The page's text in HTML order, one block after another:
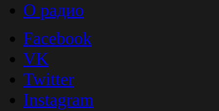
О радио
Facebook
VK
Twitter
Instagram